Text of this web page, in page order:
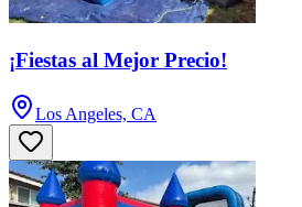
¡Fiestas al Mejor Precio!
Los Angeles, CA